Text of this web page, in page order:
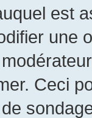
est
une
Ceci